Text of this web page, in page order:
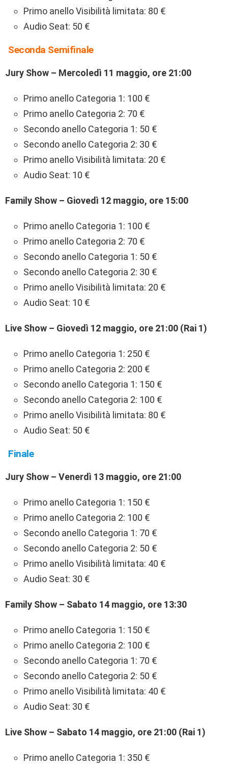
Primo anello Visibilità limitata: 80 €
Audio Seat: 50 €
Seconda Semifinale
Jury Show – Mercoledì 11 maggio, ore 21:00
Primo anello Categoria 1: 100 €
Primo anello Categoria 2: 70 €
Secondo anello Categoria 1: 50 €
Secondo anello Categoria 2: 30 €
Primo anello Visibilità limitata: 20 €
Audio Seat: 10 €
Family Show – Giovedì 12 maggio, ore 15:00
Primo anello Categoria 1: 100 €
Primo anello Categoria 2: 70 €
Secondo anello Categoria 1: 50 €
Secondo anello Categoria 2: 30 €
Primo anello Visibilità limitata: 20 €
Audio Seat: 10 €
Live Show – Giovedì 12 maggio, ore 21:00 (Rai 1)
Primo anello Categoria 1: 250 €
Primo anello Categoria 2: 200 €
Secondo anello Categoria 1: 150 €
Secondo anello Categoria 2: 100 €
Primo anello Visibilità limitata: 80 €
Audio Seat: 50 €
Finale
Jury Show – Venerdì 13 maggio, ore 21:00
Primo anello Categoria 1: 150 €
Primo anello Categoria 2: 100 €
Secondo anello Categoria 1: 70 €
Secondo anello Categoria 2: 50 €
Primo anello Visibilità limitata: 40 €
Audio Seat: 30 €
Family Show – Sabato 14 maggio, ore 13:30
Primo anello Categoria 1: 150 €
Primo anello Categoria 2: 100 €
Secondo anello Categoria 1: 70 €
Secondo anello Categoria 2: 50 €
Primo anello Visibilità limitata: 40 €
Audio Seat: 30 €
Live Show – Sabato 14 maggio, ore 21:00 (Rai 1)
Primo anello Categoria 1: 350 €